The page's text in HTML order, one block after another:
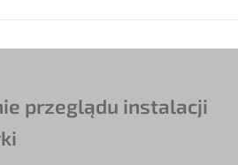
przeglądu instalacji